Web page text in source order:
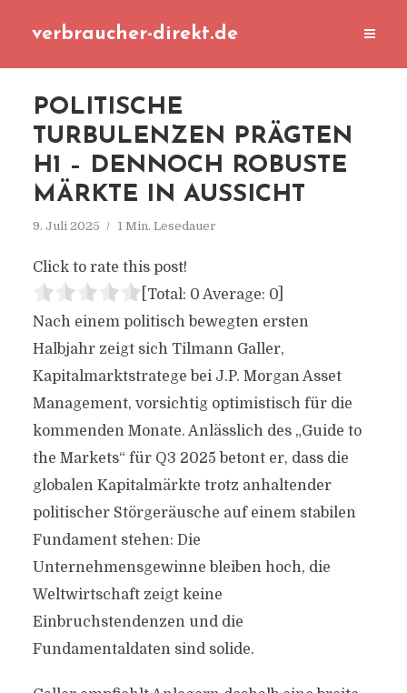
verbraucher-direkt.de
POLITISCHE
TURBULENZEN PRÄGTEN
H1 – DENNOCH ROBUSTE
MÄRKTE IN AUSSICHT
9. Juli 2025 1 Min. Lesedauer
Click to rate this post!
[Total: 0 Average: 0]
Nach einem politisch bewegten ersten
Halbjahr zeigt sich Tilmann Galler,
Kapitalmarktstratege bei J.P. Morgan Asset
Management, vorsichtig optimistisch für die
kommenden Monate. Anlässlich des „Guide to
the Markets“ für Q3 2025 betont er, dass die
globalen Kapitalmärkte trotz anhaltender
politischer Störgeräusche auf einem stabilen
Fundament stehen: Die
Unternehmensgewinne bleiben hoch, die
Weltwirtschaft zeigt keine
Einbruchstendenzen und die
Fundamentaldaten sind solide.